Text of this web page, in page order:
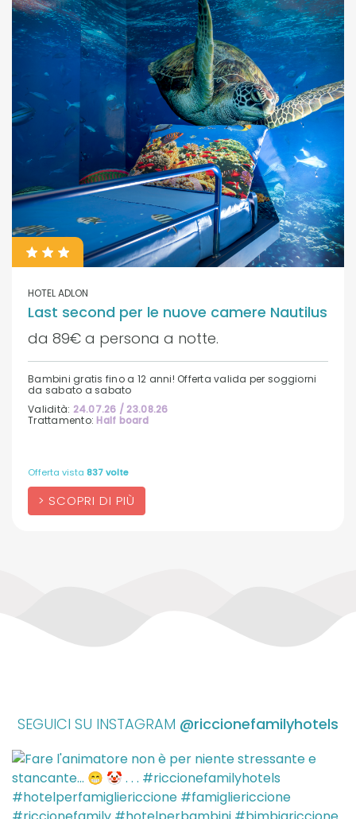
HOTEL ADLON
Last second per le nuove camere Nautilus
da 89€ a persona a notte.
Bambini gratis fino a 12 anni! Offerta valida per soggiorni
da sabato a sabato
Validità: 24.07.26 / 23.08.26
Trattamento:Half board
SCOPRI DI PIÙ
Offerta vista 837 volte
SEGUICI SU INSTAGRAM @riccionefamilyhotels